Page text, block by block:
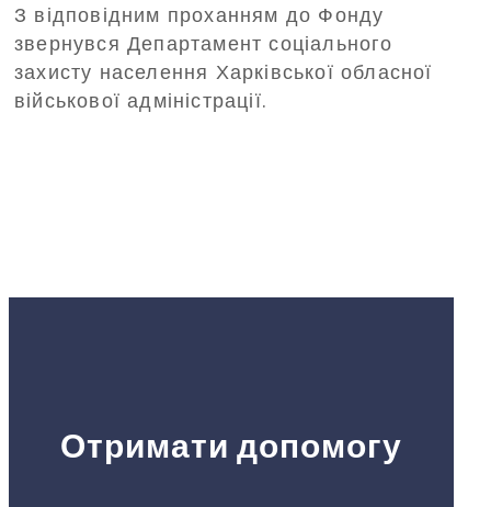
відпочинок до Польщі
З відповідним проханням до Фонду
звернувся Департамент соціального
захисту населення Харківської обласної
військової адміністрації.
Отримати допомогу